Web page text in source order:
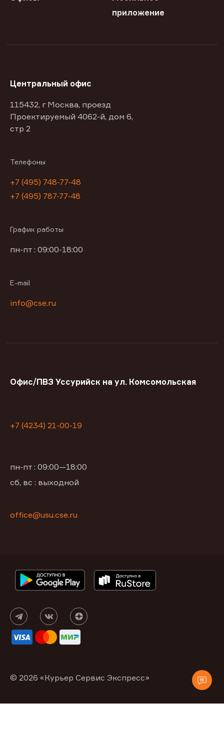
приложение
Центральный офис
115432, г Москва, проезд
Проектируемый 4062-й, дом 6,
стр 2
Телефоны
+7 (495) 748-77-48
+7 (495) 787-77-48
График работы
пн-пт : 09:00-18:00
E-mail
info@cse.ru
Офис/ПВЗ Уссурийск на ул. Комсомольская
+7 (4234) 21-00-19
пн-пт : 09:00—18:00
сб, вс : выходной
office@usu.cse.ru
© 2026 «Курьер Сервис Экспресс»